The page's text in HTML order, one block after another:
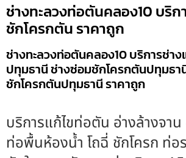
ช่างทะลวงท่อตันคลอง10 บริก
ชักโครกตัน ราคาถูก
ช่างทะลวงท่อตันคลอง10 บริการช่า
ปทุมธานี ช่างซ่อมชักโครกตันปทุมธา
ชักโครกตันปทุมธานี ราคาถูก
บริการแก้ไขท่อตัน อ่างล้างจาน
ท่อพื้นห้องน้ำ โถฉี่ ชักโครก ท่อ